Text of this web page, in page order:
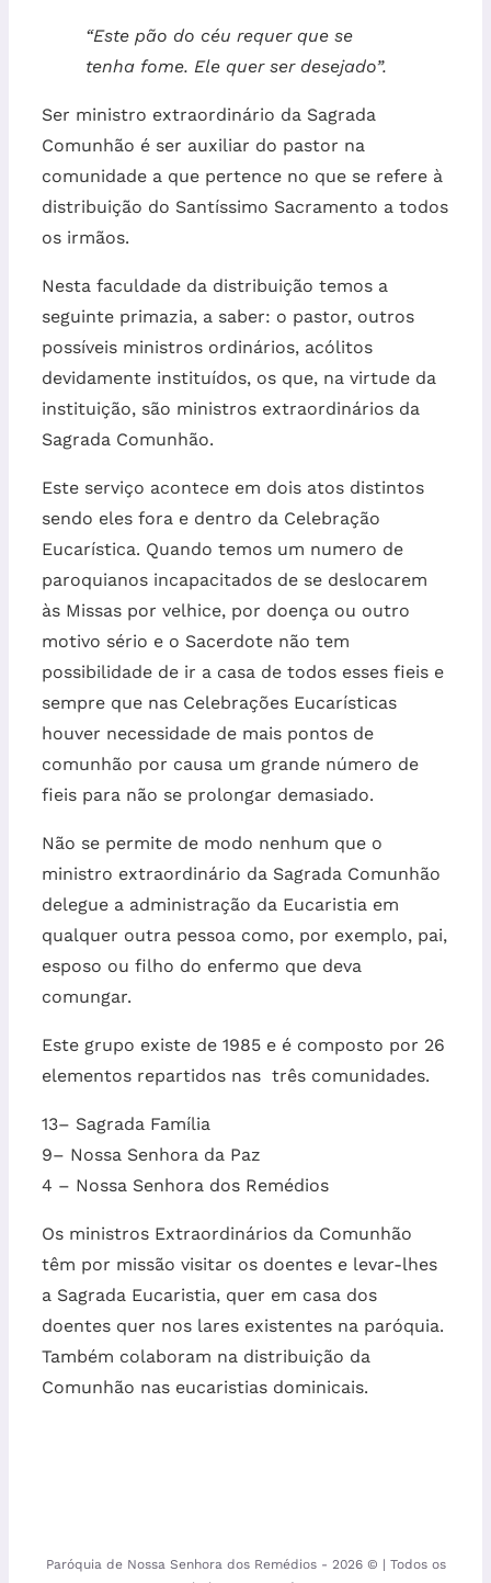
“Este pão do céu requer que se
tenha fome. Ele quer ser desejado”.
Ser ministro extraordinário da Sagrada
Comunhão é ser auxiliar do pastor na
comunidade a que pertence no que se refere à
distribuição do Santíssimo Sacramento a todos
os irmãos.
Nesta faculdade da distribuição temos a
seguinte primazia, a saber: o pastor, outros
possíveis ministros ordinários, acólitos
devidamente instituídos, os que, na virtude da
instituição, são ministros extraordinários da
Sagrada Comunhão.
Este serviço acontece em dois atos distintos
sendo eles fora e dentro da Celebração
Eucarística. Quando temos um numero de
paroquianos incapacitados de se deslocarem
às Missas por velhice, por doença ou outro
motivo sério e o Sacerdote não tem
possibilidade de ir a casa de todos esses fieis e
sempre que nas Celebrações Eucarísticas
houver necessidade de mais pontos de
comunhão por causa um grande número de
fieis para não se prolongar demasiado.
Não se permite de modo nenhum que o
ministro extraordinário da Sagrada Comunhão
delegue a administração da Eucaristia em
qualquer outra pessoa como, por exemplo, pai,
esposo ou filho do enfermo que deva
comungar.
Este grupo existe de 1985 e é composto por 26
elementos repartidos nas três comunidades.
13– Sagrada Família
9– Nossa Senhora da Paz
4 – Nossa Senhora dos Remédios
Os ministros Extraordinários da Comunhão
têm por missão visitar os doentes e levar-lhes
a Sagrada Eucaristia, quer em casa dos
doentes quer nos lares existentes na paróquia.
Também colaboram na distribuição da
Comunhão nas eucaristias dominicais.
Paróquia de Nossa Senhora dos Remédios - 2026 © | Todos os